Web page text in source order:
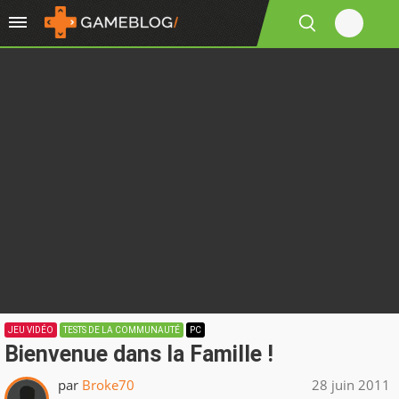
JEU VIDÉO TESTS DE LA COMMUNAUTÉ PC
Bienvenue dans la Famille !
par Broke70 28 juin 2011